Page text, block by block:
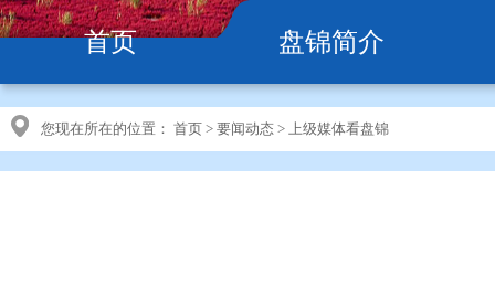
首页 盘锦简介
您现在所在的位置： 首页 > 要闻动态 > 上级媒体看盘锦